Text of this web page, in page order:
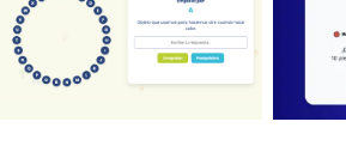
Pasapalabra del
verano